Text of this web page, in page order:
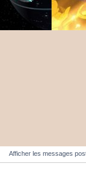
Afficher les messages